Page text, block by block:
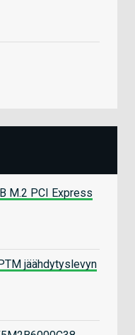
M.2 PCI Express
jäähdytyslevyn